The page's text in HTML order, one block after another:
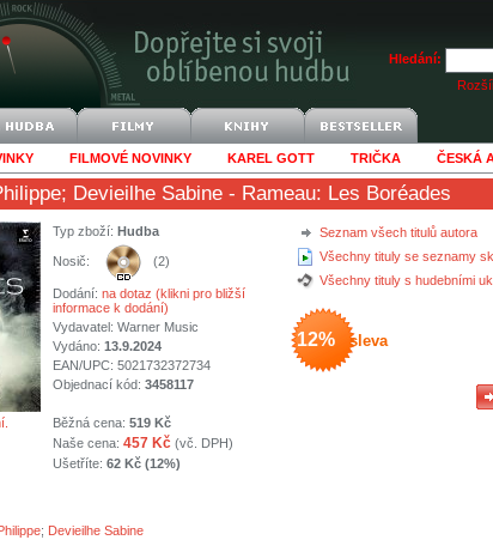
Hledání:
FILMOVÉ NOVINKY KAREL GOTT TRIČKA ČESKÁ
; Devieilhe Sabine - Rameau: Les Boréades
Seznam všech titulů autora
Všechny tituly se seznamy
Všechny tituly s hudebními
12% sleva
Typ zboží: Hudba
Nosič: (2)
Dodání: na dotaz (klikni pro bližší
informace k dodání)
Vydavatel: Warner Music
Vydáno: 13.9.2024
EAN/UPC: 5021732372734
Objednací kód: 3458117
Běžná cena: 519 Kč
Naše cena: 457 Kč (vč. DPH)
Ušetříte: 62 Kč (12%)
; Devieilhe Sabine